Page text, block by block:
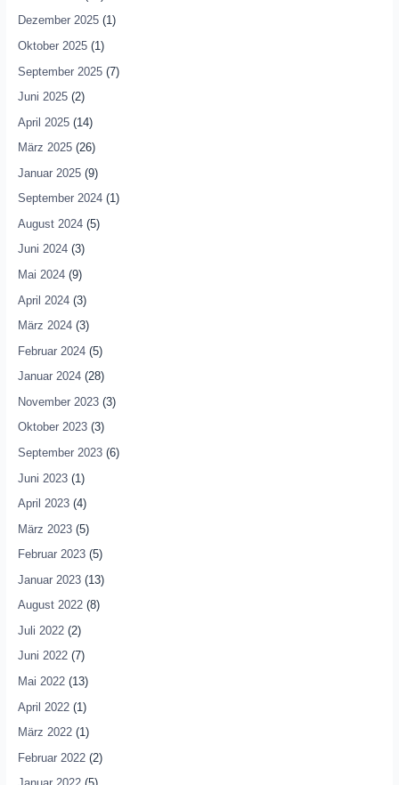
Dezember 2025(1)
Oktober 2025(1)
September 2025(7)
Juni 2025(2)
April 2025(14)
März 2025(26)
Januar 2025(9)
September 2024(1)
August 2024(5)
Juni 2024(3)
Mai 2024(9)
April 2024(3)
März 2024(3)
Februar 2024(5)
Januar 2024(28)
November 2023(3)
Oktober 2023(3)
September 2023(6)
Juni 2023(1)
April 2023(4)
März 2023(5)
Februar 2023(5)
Januar 2023(13)
August 2022(8)
Juli 2022(2)
Juni 2022(7)
Mai 2022(13)
April 2022(1)
März 2022(1)
Februar 2022(2)